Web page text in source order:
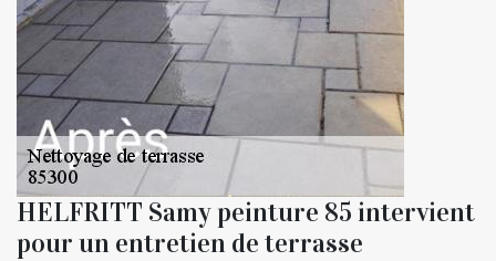
HELFRITT Samy peinture 85 intervient
pour un entretien de terrasse